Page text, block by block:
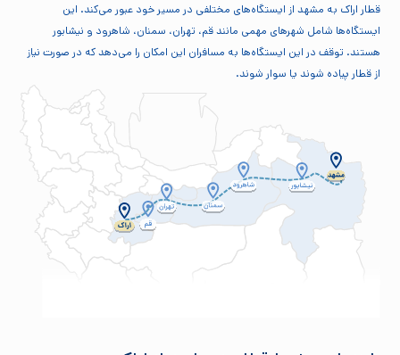
قطار اراک به مشهد از ایستگاه‌های مختلفی در مسیر خود عبور می‌کند. این
ایستگاه‌ها شامل شهرهای مهمی مانند قم، تهران، سمنان، شاهرود و نیشابور
هستند. توقف در این ایستگاه‌ها به مسافران این امکان را می‌دهد که در صورت نیاز
از قطار پیاده شوند یا سوار شوند.